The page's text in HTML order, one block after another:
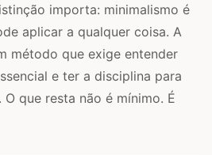
importa: minimalismo é
aplicar a qualquer coisa. A
método que exige entender
e ter a disciplina para
que resta não é mínimo. É